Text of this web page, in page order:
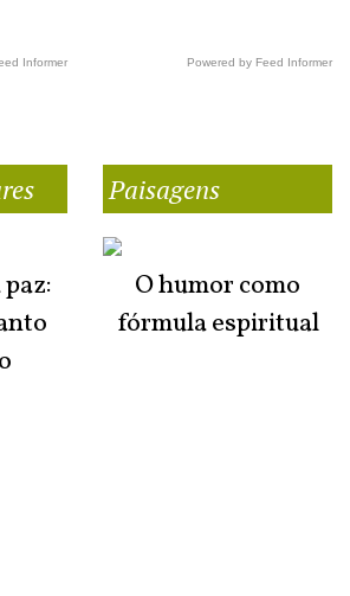
Informer Powered by Feed Informer
Paisagens
O humor como
fórmula espiritual